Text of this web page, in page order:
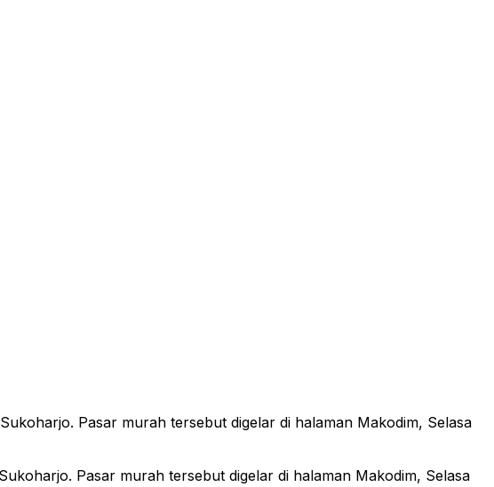
Pasar murah tersebut digelar di halaman Makodim, Selasa
Pasar murah tersebut digelar di halaman Makodim, Selasa